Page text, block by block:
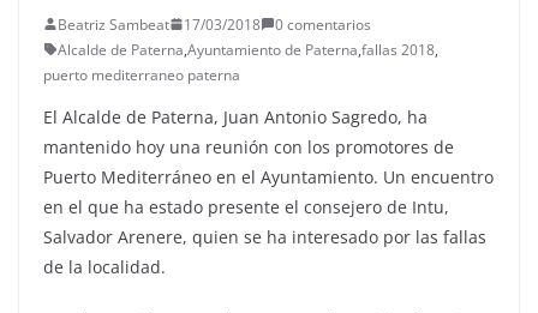
Beatriz Sambeat 17/03/2018
0 comentarios
Alcalde de Paterna,Ayuntamiento de Paterna,fallas 2018,
puerto mediterraneo paterna
El Alcalde de Paterna, Juan Antonio Sagredo, ha
mantenido hoy una reunión con los promotores de
Puerto Mediterráneo en el Ayuntamiento. Un encuentro
en el que ha estado presente el consejero de Intu,
Salvador Arenere, quien se ha interesado por las fallas
de la localidad.